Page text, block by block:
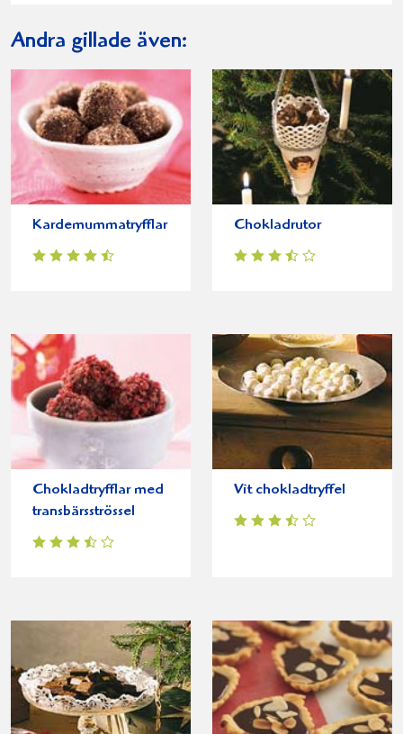
Andra gillade även:
Kardemummatryfflar Chokladrutor
Chokladtryfflar med
transbärsströssel
Vit chokladtryffel